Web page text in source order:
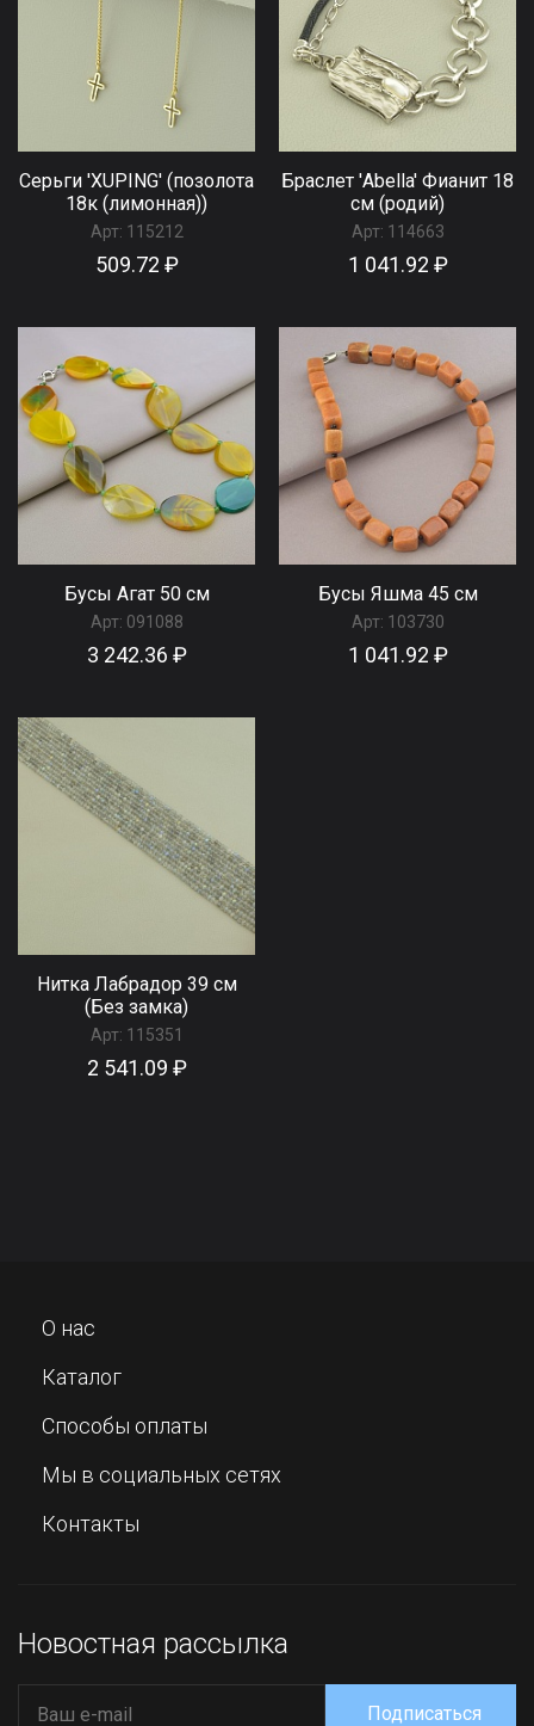
Серьги 'XUPING' (позолота
18к (лимонная))
Арт: 115212
509.72 ₽
Браслет 'Abella' Фианит 18
см (родий)
Арт: 114663
1 041.92 ₽
Бусы Агат 50 см
Арт: 091088
3 242.36 ₽
Бусы Яшма 45 см
Арт: 103730
1 041.92 ₽
Нитка Лабрадор 39 см
(Без замка)
Арт: 115351
2 541.09 ₽
О нас
Каталог
Способы оплаты
Мы в социальных сетях
Контакты
Новостная рассылка
Подписаться